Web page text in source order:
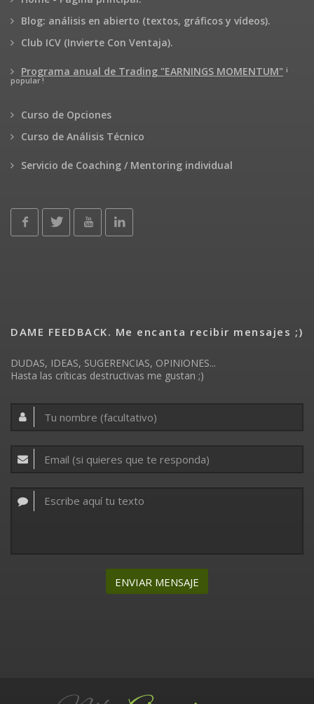
Blog: análisis en abierto (textos, gráficos y vídeos).
Club ICV (Invierte Con Ventaja).
Programa anual de Trading "EARNINGS MOMENTUM" ¡
popular !
Curso de Opciones
Curso de Análisis Técnico
Servicio de Coaching / Mentoring individual
DAME FEEDBACK. Me encanta recibir mensajes ;)
DUDAS, IDEAS, SUGERENCIAS, OPINIONES...
Hasta las críticas destructivas me gustan ;)
ENVIAR MENSAJE